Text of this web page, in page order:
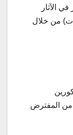
الآثار
من خلال
من المفترض